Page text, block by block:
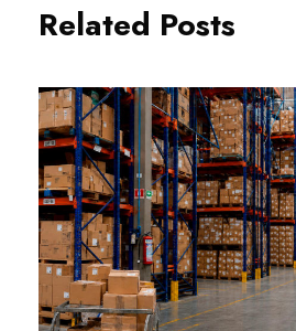
Related Posts